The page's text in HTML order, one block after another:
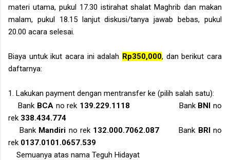
materi utama, pukul 17.30 istirahat shalat Maghrib dan makan
malam, pukul 18.15 lanjut diskusi/tanya jawab bebas, pukul
20.00 acara selesai.
Biaya untuk ikut acara ini adalah Rp350,000, dan berikut cara
daftarnya:
1. Lakukan payment dengan mentransfer ke (pilih salah satu):
Bank BCA no rek 139.229.1118 Bank BNI no
rek 338.434.774
Bank Mandiri no rek 132.000.7062.087 Bank BRIno
rek 0137.0101.0657.539
Semuanya atas nama Teguh Hidayat